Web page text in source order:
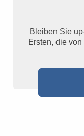
Bleiben Sie
Ersten, die